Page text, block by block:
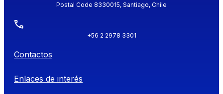
Postal Code 8330015, Santiago, Chile
+56 2 2978 3301
Contactos
Enlaces de interés